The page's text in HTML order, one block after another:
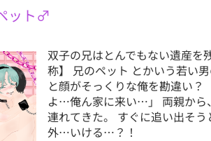
ット♂
双子の兄はとんでもない遺産を
称】 兄のペット とかいう若い
と顔がそっくりな俺を勘違い
よ…俺ん家に来い…」 両親から
連れてきた。 すぐに追い出そ
外…いける…？！